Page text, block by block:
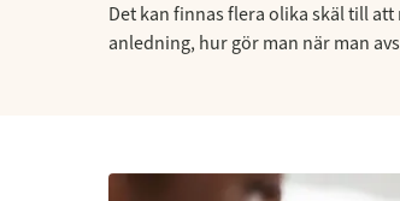
Det kan finnas flera olika skäl till
anledning, hur gör man när man